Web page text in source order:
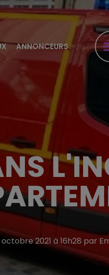
ANNONCEURS
octobre 2021 à 16h28 par